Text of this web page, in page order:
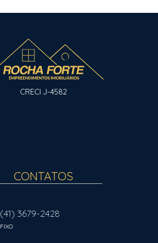
CRECI J-4582
CONTATOS
(41) 3679-2428
FIXO